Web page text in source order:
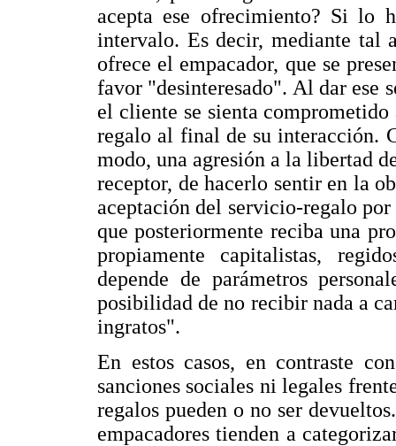
acepta ese ofrecimiento? Si lo
intervalo. Es decir, mediante tal
ofrece el empacador, que se
favor "desinteresado". Al dar ese
el cliente se sienta
regalo al final de su interacción.
modo, una agresión a la libertad
receptor, de hacerlo sentir en la
aceptación del servicio-regalo
que posteriormente reciba una
propiamente capitalistas,
depende de parámetros
posibilidad de no recibir nada a
ingratos".
En estos casos, en contraste
sanciones sociales ni legales
regalos pueden o no ser
empacadores tienden a